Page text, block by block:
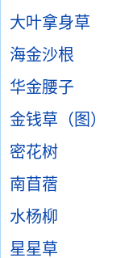
大叶拿身草
海金沙根
华金腰子
金钱草（图）
密花树
南苜蓿
水杨柳
星星草